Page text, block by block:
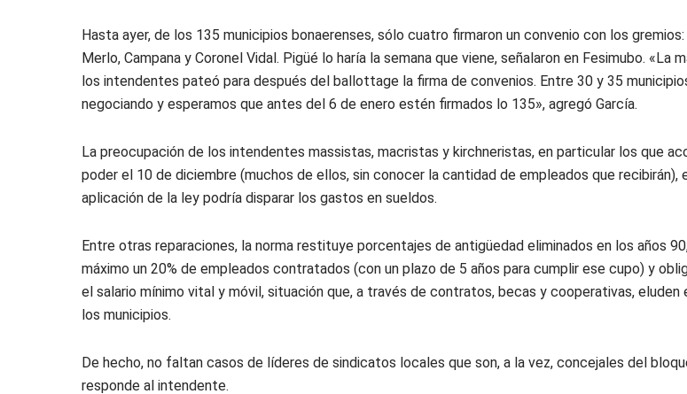
Hasta ayer, de los 135 municipios bonaerenses, sólo cuatro firmaron un convenio con los gremios:
Merlo, Campana y Coronel Vidal. Pigüé lo haría la semana que viene, señalaron en Fesimubo. «La
los intendentes pateó para después del ballottage la firma de convenios. Entre 30 y 35
negociando y esperamos que antes del 6 de enero estén firmados lo 135», agregó García.
La preocupación de los intendentes massistas, macristas y kirchneristas, en particular los que
poder el 10 de diciembre (muchos de ellos, sin conocer la cantidad de empleados que recibirán),
aplicación de la ley podría disparar los gastos en sueldos.
Entre otras reparaciones, la norma restituye porcentajes de antigüedad eliminados en los años
máximo un 20% de empleados contratados (con un plazo de 5 años para cumplir ese cupo) y
el salario mínimo vital y móvil, situación que, a través de contratos, becas y cooperativas, eluden
los municipios.
De hecho, no faltan casos de líderes de sindicatos locales que son, a la vez, concejales del
responde al intendente.